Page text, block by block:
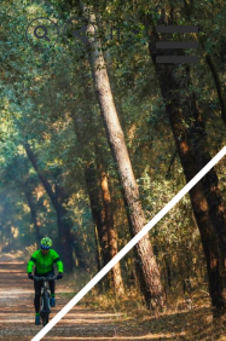
IT